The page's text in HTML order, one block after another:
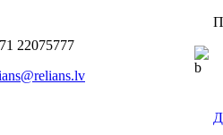
22075777